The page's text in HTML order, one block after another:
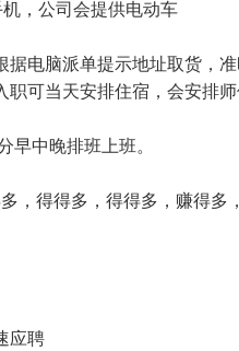
，公司会提供电动车
据电脑派单提示地址取货，
职可当天安排住宿，会安排
中晚排班上班。
，得得多，得得多，赚得
应聘